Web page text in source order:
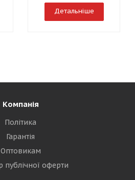
Детальніше
Компанія
Політика
Гарантія
Оптовикам
публічної оферти